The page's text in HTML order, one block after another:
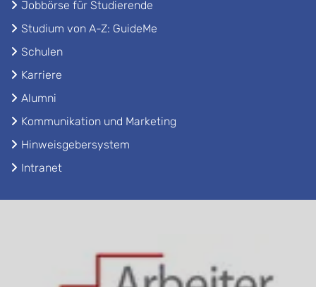
Jobbörse für Studierende
Studium von A-Z: GuideMe
Schulen
Karriere
Alumni
Kommunikation und Marketing
Hinweisgebersystem
Intranet